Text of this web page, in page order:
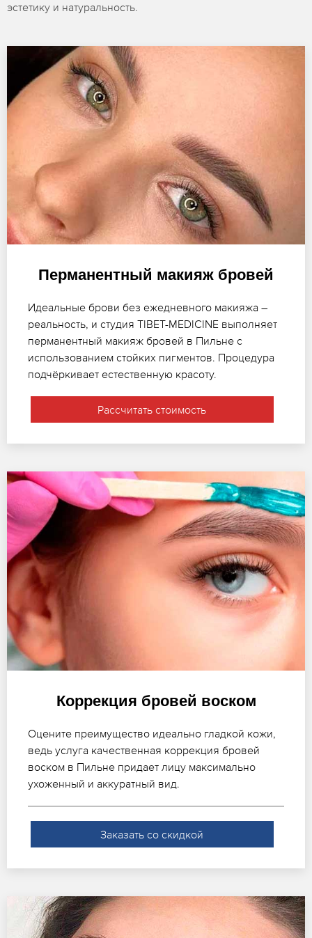
эстетику и натуральность.
Перманентный макияж бровей
Идеальные брови без ежедневного макияжа –
реальность, и студия TIBET-MEDICINE выполняет
перманентный макияж бровей в Пильне с
использованием стойких пигментов. Процедура
подчёркивает естественную красоту.
Рассчитать стоимость
Коррекция бровей воском
Оцените преимущество идеально гладкой кожи,
ведь услуга качественная коррекция бровей
воском в Пильне придает лицу максимально
ухоженный и аккуратный вид.
Заказать со скидкой